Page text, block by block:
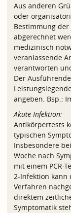
Aus anderen
oder
Bestimmung
abgerechnet
medizinisch
veranlassende
verantworten
Der
angeben. Bsp.:
Akute Infektion:
Antikörpertests
typischen
Insbesondere
Woche nach
mit einem PCR-
2-Infektion kann
Verfahren
direktem
Symptomatik